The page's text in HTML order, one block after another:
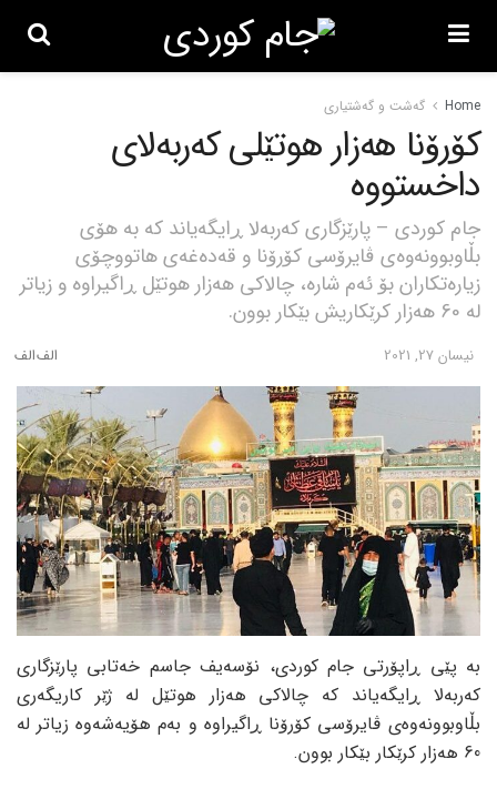
Home گه‌شت و گه‌شتیاری
کۆرۆنا هەزار هوتێلی کەربەلای
داخستووە
جام کوردی – پارێزگاری کەربەلا ڕایگەیاند کە بە هۆی
بڵاوبوونەوەی ڤایرۆسی کۆرۆنا و قەدەغەی هاتووچۆی
زیارەتکاران بۆ ئەم شارە، چالاکی هەزار هوتێل ڕاگیراوە و زیاتر
لە 60 هەزار کرێکاریش بێکار بوون.
نیسان 27, 2021
بە پێی ڕاپۆرتی جام کوردی، نۆسەیف جاسم خەتابی پارێزگاری
کەربەلا ڕایگەیاند کە چالاکی هەزار هوتێل لە ژێر کاریگەری
بڵاوبوونەوەی ڤایرۆسی کۆرۆنا ڕاگیراوە و بەم هۆیەشەوە زیاتر لە
60 هەزار کرێکار بێکار بوون.